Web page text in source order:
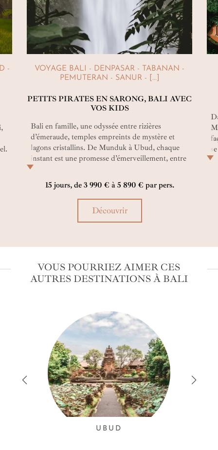
-
VOYAGE BALI - DENPASAR - TABANAN -
PEMUTERAN - SANUR - [...]
PETITS PIRATES EN SARONG, BALI AVEC
VOS KIDS
Bali en famille, une odyssée entre rizières
d’émeraude, temples empreints de mystère et
lagons cristallins. De Munduk à Ubud, chaque
instant est une promesse d’émerveillement, entre
rencontres sincères et découvertes inoubliables.
Luxe discret, nature préservée, aventures douces
: un voyage où petits et grands tissent ensemble
des souvenirs précieux.
15 jours, de 3 990 € à 5 890 € par pers.
Découvrir
VOUS POURRIEZ AIMER CES
AUTRES DESTINATIONS À BALI
UBUD